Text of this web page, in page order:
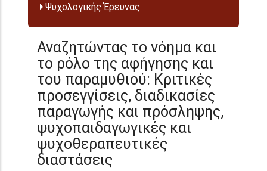
Ψυχολογικής Έρευνας
Αναζητώντας το νόημα και
το ρόλο της αφήγησης και
του παραμυθιού: Κριτικές
προσεγγίσεις, διαδικασίες
παραγωγής και πρόσληψης,
ψυχοπαιδαγωγικές και
ψυχοθεραπευτικές
διαστάσεις